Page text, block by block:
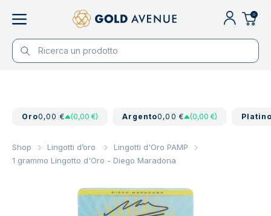
0
Oro0,00 € (0,00 €) Argento0,00 € (0,00 €)
Shop Lingotti d’oro
Lingotti d'Oro PAMP
1 grammo Lingotto d'Oro - Diego Maradona